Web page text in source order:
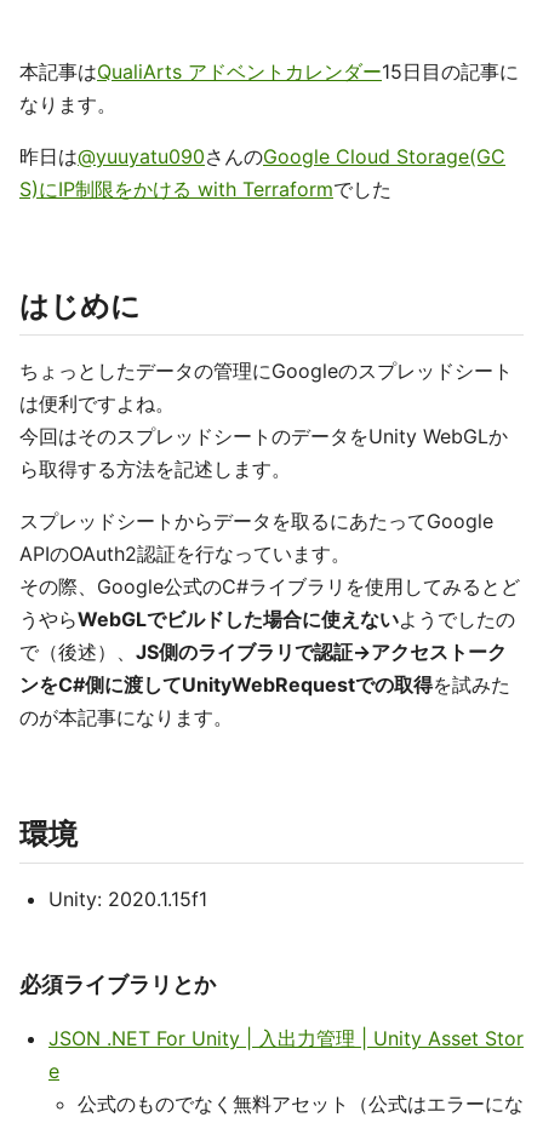
本記事はQualiArts アドベントカレンダー15日目の記事に
なります。
昨日は@yuuyatu090さんのGoogle Cloud Storage(GC
S)にIP制限をかける with Terraformでした
はじめに
ちょっとしたデータの管理にGoogleのスプレッドシート
は便利ですよね。
今回はそのスプレッドシートのデータをUnity WebGLか
ら取得する方法を記述します。
スプレッドシートからデータを取るにあたってGoogle
APIのOAuth2認証を行なっています。
その際、Google公式のC#ライブラリを使用してみるとど
うやらWebGLでビルドした場合に使えないようでしたの
で（後述）、 JS側のライブラリで認証->アクセストーク
ンをC#側に渡してUnityWebRequestでの取得を試みた
のが本記事になります。
環境
Unity: 2020.1.15f1
必須ライブラリとか
JSON .NET For Unity | 入出力管理 | Unity Asset Stor
e
公式のものでなく無料アセット（公式はエラーにな